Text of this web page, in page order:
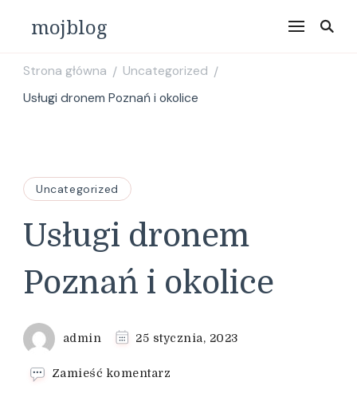
mojblog
Strona główna / Uncategorized /
Usługi dronem Poznań i okolice
Uncategorized
Usługi dronem
Poznań i okolice
admin 25 stycznia, 2023
Zamieść komentarz